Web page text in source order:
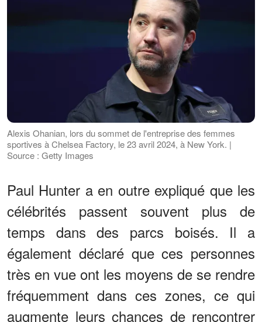
Alexis Ohanian, lors du sommet de l'entreprise des femmes
sportives à Chelsea Factory, le 23 avril 2024, à New York. |
Source : Getty Images
Paul Hunter a en outre expliqué que les
célébrités passent souvent plus de
temps dans des parcs boisés. Il a
également déclaré que ces personnes
très en vue ont les moyens de se rendre
fréquemment dans ces zones, ce qui
augmente leurs chances de rencontrer